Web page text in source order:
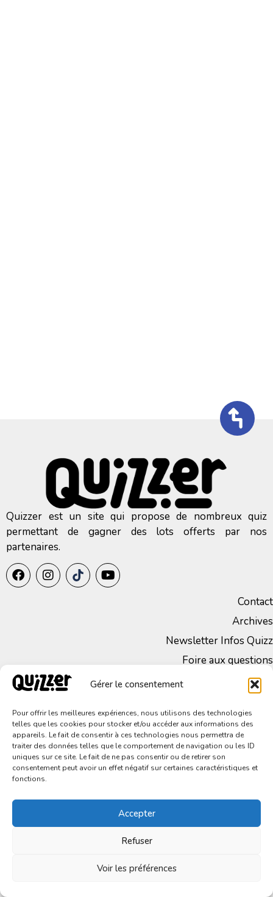
Gérer le consentement
Pour offrir les meilleures expériences, nous utilisons des technologies
telles que les cookies pour stocker et/ou accéder aux informations des
appareils. Le fait de consentir à ces technologies nous permettra de
traiter des données telles que le comportement de navigation ou les ID
uniques sur ce site. Le fait de ne pas consentir ou de retirer son
consentement peut avoir un effet négatif sur certaines caractéristiques et
fonctions.
Accepter
Refuser
Voir les préférences
Quizzer est un site qui propose de nombreux quiz
permettant de gagner des lots offerts par nos
partenaires.
Contact
Archives
Newsletter Infos Quizz
Foire aux questions
Mentions légales
Politique de Confidentialité